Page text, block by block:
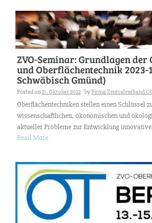
ZVO-Seminar: Grundlagen der
und Oberflächentechnik 2023-
Schwäbisch Gmünd)
Posted on21. Oktober 2022 byFirma Zentralverband
Oberflächentechniken stellen einen Schlüssel
wissenschaftlichen, ökonomischen und
aktueller Probleme zur Entwicklung
Read More